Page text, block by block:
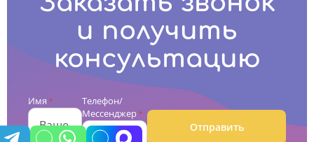
и получить
консультацию
Имя *
Телефон/
Мессенджер *
Отправить